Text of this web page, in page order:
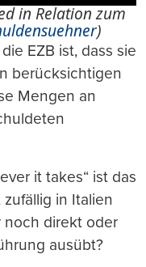
in Relation zum
)
EZB ist, dass sie
berücksichtigen
Mengen an
it takes“ ist das
in Italien
noch direkt oder
ausübt?